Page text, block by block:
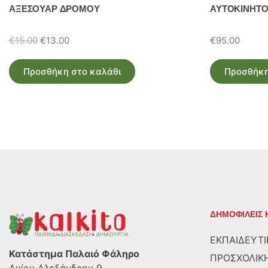
ΑΞΕΣΟΥΑΡ ΔΡΟΜΟΥ
€15.00 Original
was:
€15.00.
€13.00Η
τιμή
είναι:
Προσθήκη στο καλάθι
€95.00
Κατάστημα Παλαιό Φάληρο
ΔΗΜΟΦΙΛΕΙΣ